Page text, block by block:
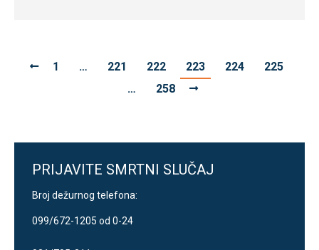
1 … 221 222 223 224
225
…
258
PRIJAVITE SMRTNI SLUČAJ
Broj dežurnog telefona:
099/672-1205 od 0-24